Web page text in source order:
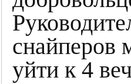
снайперов
уйти к 4